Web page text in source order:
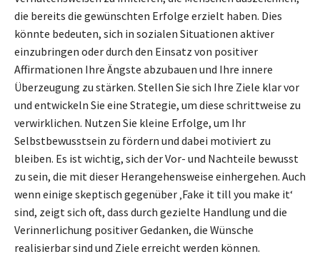
die bereits die gewünschten Erfolge erzielt haben. Dies
könnte bedeuten, sich in sozialen Situationen aktiver
einzubringen oder durch den Einsatz von positiver
Affirmationen Ihre Ängste abzubauen und Ihre innere
Überzeugung zu stärken. Stellen Sie sich Ihre Ziele klar vor
und entwickeln Sie eine Strategie, um diese schrittweise zu
verwirklichen. Nutzen Sie kleine Erfolge, um Ihr
Selbstbewusstsein zu fördern und dabei motiviert zu
bleiben. Es ist wichtig, sich der Vor- und Nachteile bewusst
zu sein, die mit dieser Herangehensweise einhergehen. Auch
wenn einige skeptisch gegenüber ‚Fake it till you make it‘
sind, zeigt sich oft, dass durch gezielte Handlung und die
Verinnerlichung positiver Gedanken, die Wünsche
realisierbar sind und Ziele erreicht werden können.